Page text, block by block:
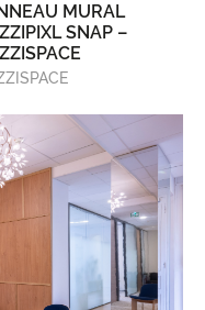
MURAL
SNAP –